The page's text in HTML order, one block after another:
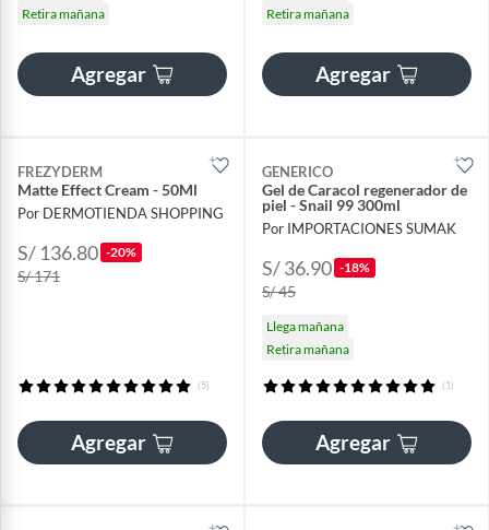
Retira mañana
Agregar
Retira mañana
Agregar
FREZYDERM
Matte Effect Cream - 50Ml
Por DERMOTIENDA SHOPPING
S/ 136.80 -20%
S/ 171
(5)
Agregar
GENERICO
Gel de Caracol regenerador de
piel - Snail 99 300ml
Por IMPORTACIONES SUMAK
S/ 36.90 -18%
S/ 45
Llega mañana
Retira mañana
(1)
Agregar